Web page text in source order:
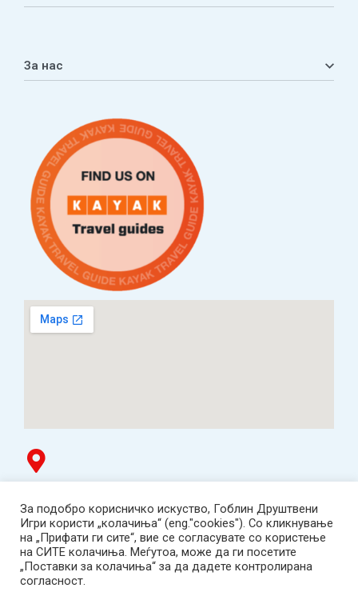
Листа на желби
За нас
Услови за плаќање и испорака
Наши партнери
ТЦ Буњаковец - 1. кат, Скопје.
Tел: 078 669 482
Работно време: пон-пет 12:00-19:00 /саб 12:00-17:00
2001-2026 Goblin Games, All Rights Reserved.
Гоблин ДОО, Скопје. Даночен број:
За подобро корисничко искуство, Гоблин Друштвени
Игри користи „колачиња“ (eng."cookies"). Со кликнување
на „Прифати ги сите“, вие се согласувате со користење
на СИТЕ колачиња. Меѓутоа, може да ги посетите
„Поставки за колачиња“ за да дадете контролирана
согласност.